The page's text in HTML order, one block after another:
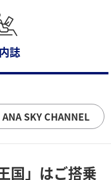
誌
ANA SKY CHANNEL
国」はご搭乗